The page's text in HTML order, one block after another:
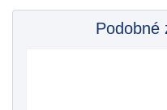
Podobné